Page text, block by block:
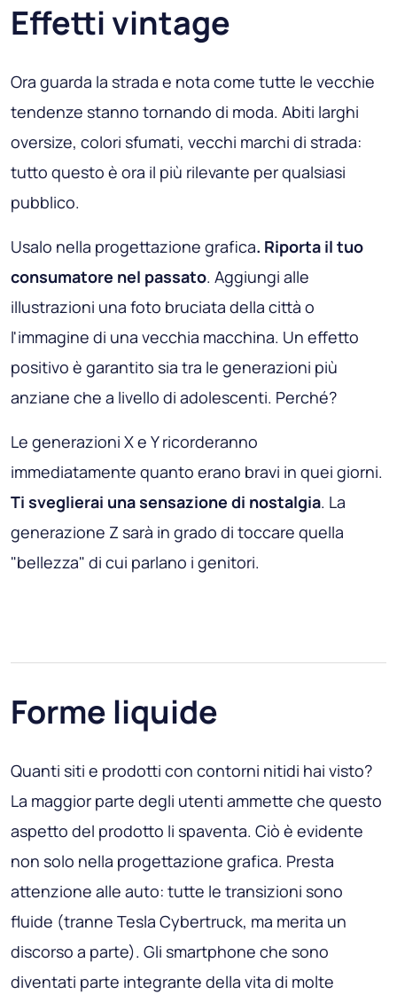
Effetti vintage
Ora guarda la strada e nota come tutte le vecchie
tendenze stanno tornando di moda. Abiti larghi
oversize, colori sfumati, vecchi marchi di strada:
tutto questo è ora il più rilevante per qualsiasi
pubblico.
Usalo nella progettazione grafica. Riporta il tuo
consumatore nel passato. Aggiungi alle
illustrazioni una foto bruciata della città o
l'immagine di una vecchia macchina. Un effetto
positivo è garantito sia tra le generazioni più
anziane che a livello di adolescenti. Perché?
Le generazioni X e Y ricorderanno
immediatamente quanto erano bravi in ​​quei giorni.
Ti sveglierai una sensazione di nostalgia. La
generazione Z sarà in grado di toccare quella
"bellezza" di cui parlano i genitori.
Forme liquide
Quanti siti e prodotti con contorni nitidi hai visto?
La maggior parte degli utenti ammette che questo
aspetto del prodotto li spaventa. Ciò è evidente
non solo nella progettazione grafica. Presta
attenzione alle auto: tutte le transizioni sono
fluide (tranne Tesla Cybertruck, ma merita un
discorso a parte). Gli smartphone che sono
diventati parte integrante della vita di molte